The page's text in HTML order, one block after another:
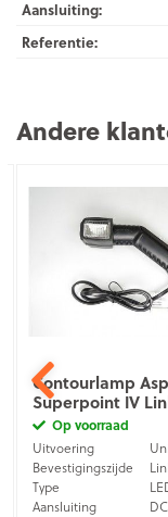
Aansluiting:
Referentie:
Andere
Contourlamp
Superpoint IV
Op voorraad
Uitvoering
Bevestigingszijde
Type
Aansluiting